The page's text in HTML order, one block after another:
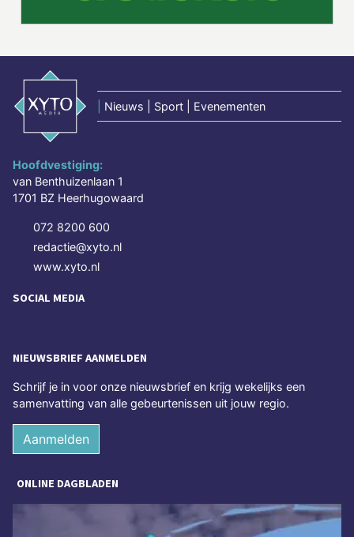
Nieuws | Sport | Evenementen
Hoofdvestiging:
van Benthuizenlaan 1
1701 BZ Heerhugowaard
072 8200 600
redactie@xyto.nl
www.xyto.nl
SOCIAL MEDIA
NIEUWSBRIEF AANMELDEN
Schrijf je in voor onze nieuwsbrief en krijg wekelijks een
samenvatting van alle gebeurtenissen uit jouw regio.
Aanmelden
ONLINE DAGBLADEN